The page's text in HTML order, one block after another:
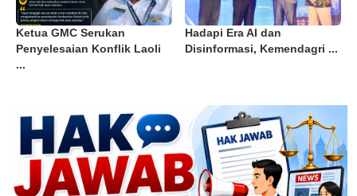
Ketua GMC Serukan
Penyelesaian Konflik Laoli
...
Hadapi Era AI dan
Disinformasi, Kemendagri ...